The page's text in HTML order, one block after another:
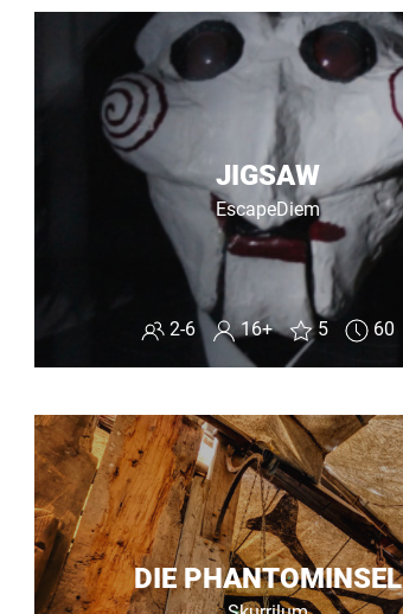
JIGSAW
EscapeDiem
2-6 16+ 5 60
DIE PHANTOMINSEL